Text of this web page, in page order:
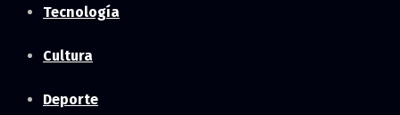
Tecnología
Cultura
Deporte